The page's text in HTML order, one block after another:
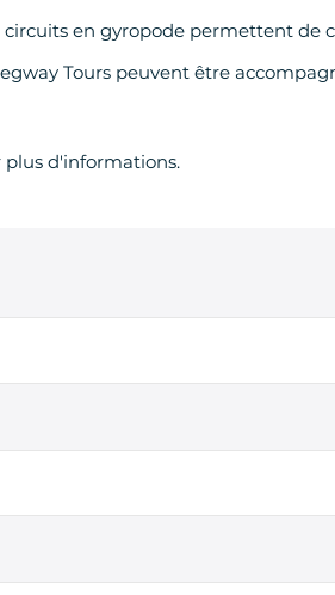
circuits en gyropode permettent de
Tours peuvent être
d'informations.